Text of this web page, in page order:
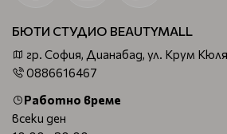
БЮТИ СТУДИО BEAUTYMALL
гр. София, Дианабад, ул. Крум
0886616467
Работно време
всеки ден